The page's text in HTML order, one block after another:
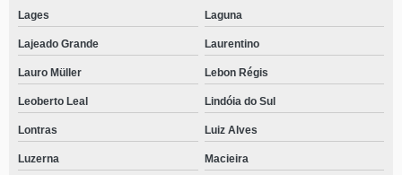
Lages Laguna
Lajeado Grande Laurentino
Lauro Müller Lebon Régis
Leoberto Leal Lindóia do Sul
Lontras Luiz Alves
Luzerna Macieira